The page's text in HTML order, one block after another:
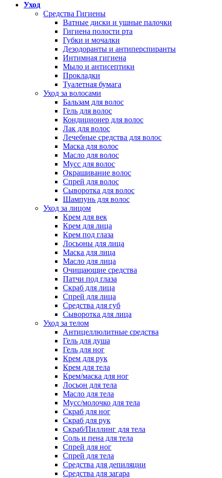
Уход
Средства Гигиены
Ватные диски и ушные палочки
Гигиена полости рта
Губки и мочалки
Дезодоранты и антиперспиранты
Интимная гигиена
Мыло и антисептики
Прокладки
Туалетная бумага
Уход за волосами
Бальзам для волос
Гель для волос
Кондиционер для волос
Лак для волос
Лечебные средства для волос
Маска для волос
Масло для волос
Мусс для волос
Окрашивание волос
Спрей для волос
Сыворотка для волос
Шампунь для волос
Уход за лицом
Крем для век
Крем для лица
Крем под глаза
Лосьоны для лица
Маска для лица
Масло для лица
Очищающие средства
Патчи под глаза
Скраб для лица
Спрей для лица
Средства для губ
Сыворотка для лица
Уход за телом
Антицеллюлитные средства
Гель для душа
Гель для ног
Крем для рук
Крем для тела
Крем/маска для ног
Лосьон для тела
Масло для тела
Мусс/молочко для тела
Скраб для ног
Скраб для рук
Скраб/Пиллинг для тела
Соль и пена для тела
Спрей для ног
Спрей для тела
Средства для депиляции
Средства для загара